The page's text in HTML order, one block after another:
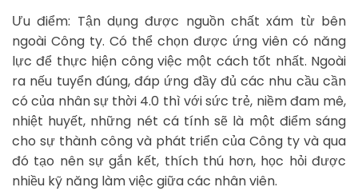
Ưu điểm: Tận dụng được nguồn chất xám từ bên
ngoài Công ty. Có thể chọn được ứng viên có năng
lực để thực hiện công việc một cách tốt nhất. Ngoài
ra nếu tuyển đúng, đáp ứng đầy đủ các nhu cầu cần
có của nhân sự thời 4.0 thì với sức trẻ, niềm đam mê,
nhiệt huyết, những nét cá tính sẽ là một điểm sáng
cho sự thành công và phát triển của Công ty và qua
đó tạo nên sự gắn kết, thích thú hơn, học hỏi được
nhiều kỹ năng làm việc giữa các nhân viên.